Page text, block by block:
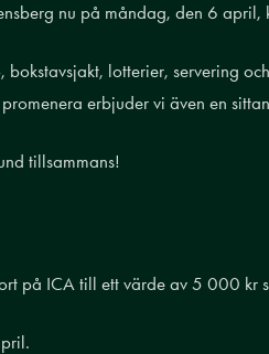
nu på måndag, den 6
lotterier, servering
erbjuder vi även en
tillsammans!
på ICA till ett värde av 5 000 kr